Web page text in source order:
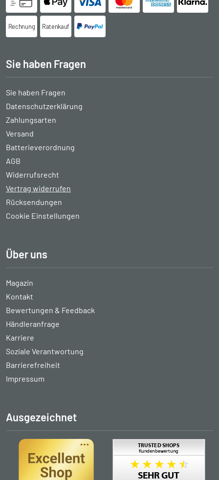
Rechnung Ratenkauf
Sie haben Fragen
Sie haben Fragen
Datenschutzerklärung
Zahlungsarten
Versand
Batterieverordnung
AGB
Widerrufsrecht
Vertrag widerrufen
Rücksendungen
Cookie Einstellungen
Über uns
Magazin
Kontakt
Bewertungen & Feedback
Händleranfrage
Karriere
Soziale Verantwortung
Barrierefreiheit
Impressum
Ausgezeichnet